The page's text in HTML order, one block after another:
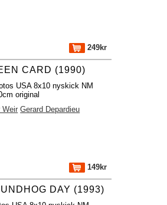
249kr
CARD (1990)
USA 8x10 nyskick NM
original
Weir Gerard Depardieu
149kr
DAY (1993)